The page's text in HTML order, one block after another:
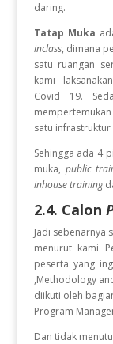
daring.
Tatap Muka
inclass, dimana
satu ruangan
kami
Covid 19.
satu infrastruktur
Sehingga ada 4
muka, public
inhouse training
2.4. Calon
Jadi sebenarnya
menurut kami
peserta yang
,Methodology
diikuti oleh
Program
Dan tidak